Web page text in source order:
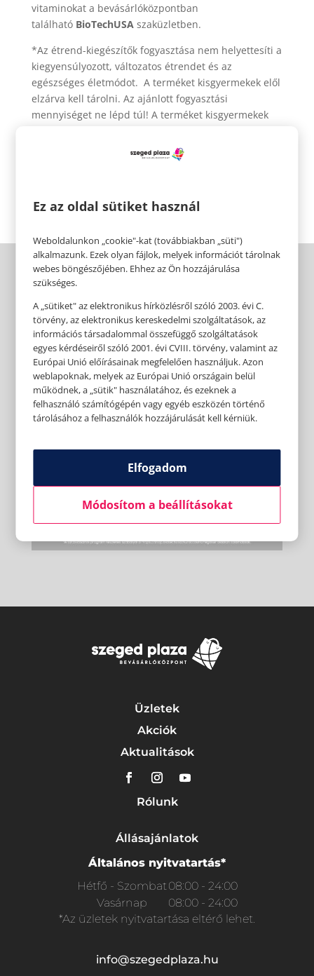
vitaminokat a bevásárlóközpontban
található BioTechUSAszaküzletben.
*Az étrend-kiegészítők fogyasztása nem helyettesíti a
kiegyensúlyozott, változatos étrendet és az
egészséges életmódot. A terméket kisgyermekek elől
elzárva kell tárolni. Az ajánlott fogyasztási
mennyiséget ne lépd túl! A terméket kisgyermekek
18 év alatti gyermekek nem fogyaszthatják. Más, zöld
teát tartalmazó termékekkel nem fogyasztható egy
Üzletek
Akciók
Aktualitások
Rólunk
Állásajánlatok
Általános nyitvatartás*
Hétfő - Szombat08:00 - 24:00
Vasárnap
08:00 - 24:00
*Az üzletek nyitvatartása eltérő lehet.
info@szegedplaza.hu
Ez az oldal sütiket használ
Weboldalunkon „cookie"-kat (továbbiakban „süti")
alkalmazunk. Ezek olyan fájlok, melyek információt tárolnak
webes böngészőjében. Ehhez az Ön hozzájárulása
szükséges.
A „sütiket" az elektronikus hírközlésről szóló 2003. évi C.
törvény, az elektronikus kereskedelmi szolgáltatások, az
információs társadalommal összefüggő szolgáltatások
egyes kérdéseiről szóló 2001. évi CVIII. törvény, valamint az
Európai Unió előírásainak megfelelően használjuk. Azon
weblapoknak, melyek az Európai Unió országain belül
működnek, a „sütik" használatához, és ezeknek a
felhasználó számítógépén vagy egyéb eszközén történő
tárolásához a felhasználók hozzájárulását kell kérniük.
Elfogadom
Módosítom a beállításokat